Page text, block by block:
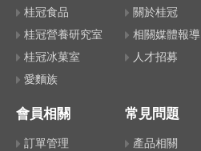
桂冠食品
桂冠營養研究室
桂冠冰菓室
愛麵族
關於桂冠
相關媒體報導
人才招募
會員相關
訂單管理
常見問題
產品相關